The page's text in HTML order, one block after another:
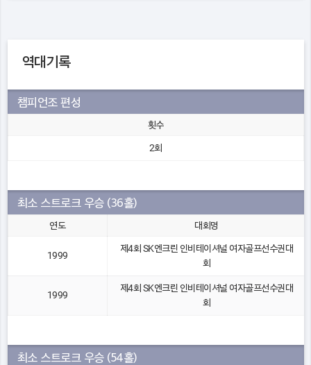
역대기록
챔피언조 편성
횟수
2회
최소 스트로크 우승 (36홀)
연도 대회명
1999
제4회 SK엔크린 인비테이셔널 여자골프선수권대
회
1999
제4회 SK엔크린 인비테이셔널 여자골프선수권대
회
최소 스트로크 우승 (54홀)